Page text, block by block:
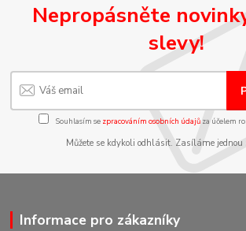
Nepropásněte
slevy!
Souhlasím se zpracováním osobních údajůza účelem
Můžete se kdykoli odhlásit. Zasíláme
Informace pro zákazníky